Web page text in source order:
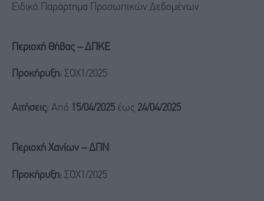
Ειδικό Παράρτημα Προσωπικών Δεδομένων
Περιοχή Θήβας – ΔΠΚΕ
Προκήρυξη: ΣΟΧ1/2025
Αιτήσεις: Από 15/04/2025 έως 24/04/2025
Περιοχή Χανίων – ΔΠΝ
Προκήρυξη: ΣΟΧ1/2025